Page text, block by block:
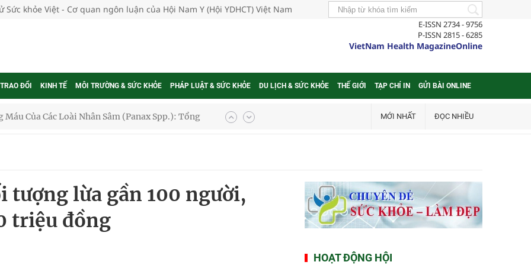
Sức khỏe Việt - Cơ quan ngôn luận của Hội Nam Y (Hội YDHCT) Việt Nam
E-ISSN 2734 - 9756
P-ISSN 2815 - 6285
VietNam Health MagazineOnline
ĐỔI KINH TẾ MÔI TRƯỜNG & SỨC KHỎE PHÁP LUẬT & SỨC KHỎE DU LỊCH & SỨC KHỎE THẾ GIỚI TẠP CHÍ IN GỬI BÀI ONLINE
Của Các Loài Nhân Sâm (Panax Spp.): Tổng
mới của Việt Nam
hai cấp trong quản lý hoạt động nha khoa,
MỚI NHẤT ĐỌC NHIỀU
tượng lừa gần 100 người,
triệu đồng
HOẠT ĐỘNG HỘI